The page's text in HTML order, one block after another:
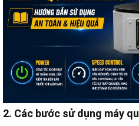
2. Các bước sử dụng máy